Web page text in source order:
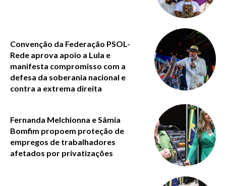
Convenção da Federação PSOL-
Rede aprova apoio a Lula e
manifesta compromisso com a
defesa da soberania nacional e
contra a extrema direita
Fernanda Melchionna e Sâmia
Bomfim propoem proteção de
empregos de trabalhadores
afetados por privatizações